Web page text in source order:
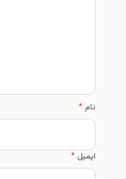
نام*
ایمیل*